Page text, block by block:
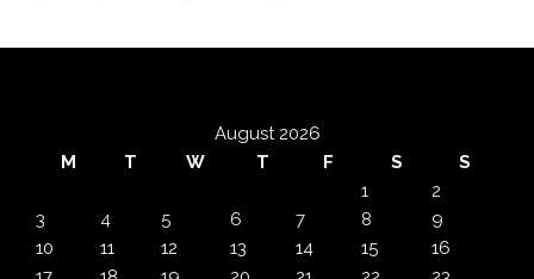
August 2026
M
T W T F S
S
1
2
3
4 5 6 7 8
9
10
11 12 13 14 15
16